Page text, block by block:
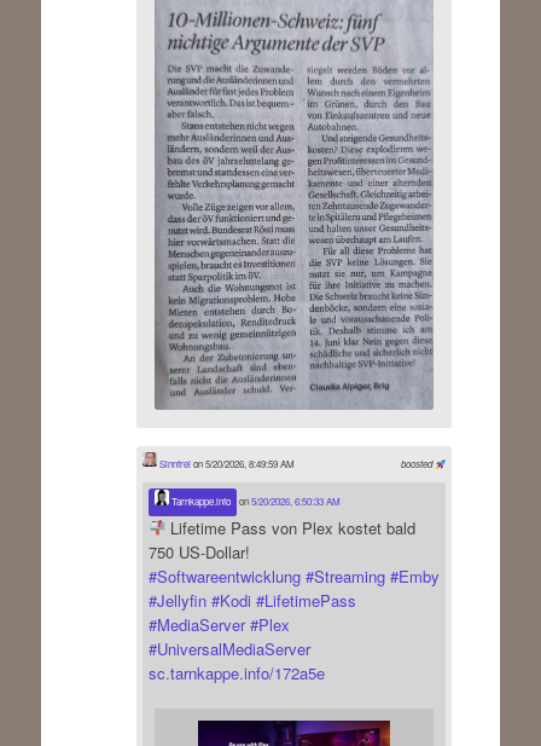
boosted
Sinnfreion 5/20/2026, 8:49:59 AM
Tarnkappe.info on5/20/2026, 6:50:33 AM
Lifetime Pass von Plex kostet bald
750 US-Dollar!
#Softwareentwicklung #Streaming #Emby
#Jellyfin #Kodi #LifetimePass
#MediaServer #Plex
#UniversalMediaServer
sc.tarnkappe.info/172a5e